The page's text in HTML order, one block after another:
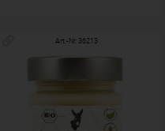
Art.-Nr. 36213